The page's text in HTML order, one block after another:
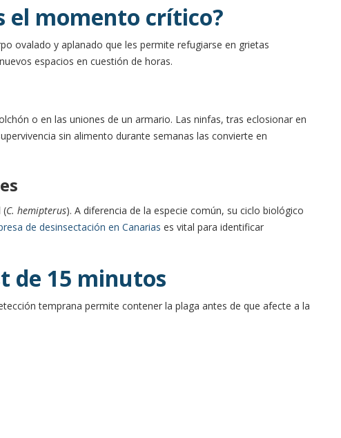
el momento crítico?
ovalado y aplanado que les permite refugiarse en grietas
espacios en cuestión de horas.
o en las uniones de un armario. Las ninfas, tras eclosionar en
sin alimento durante semanas las convierte en
(C. hemipterus). A diferencia de la especie común, su ciclo biológico
de desinsectación en Canarias es vital para identificar
de 15 minutos
temprana permite contener la plaga antes de que afecte a la